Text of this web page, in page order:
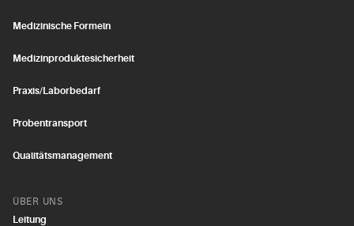
Medizinische Formeln
Medizinproduktesicherheit
Praxis/Laborbedarf
Probentransport
Qualitätsmanagement
ÜBER UNS
Leitung